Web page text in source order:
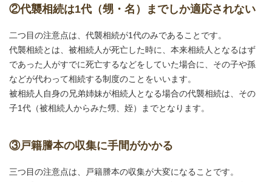
②代襲相続は1代（甥・名）までしか適応されない
二つ目の注意点は、代襲相続が1代のみであることです。
代襲相続とは、被相続人が死亡した時に、本来相続人となるはず
であった人がすでに死亡するなどをしていた場合に、その子や孫
などが代わって相続する制度のことをいいます。
被相続人自身の兄弟姉妹が相続人となる場合の代襲相続は、その
子1代（被相続人からみた甥、姪）までとなります。
③戸籍謄本の収集に手間がかかる
三つ目の注意点は、戸籍謄本の収集が大変になることです。